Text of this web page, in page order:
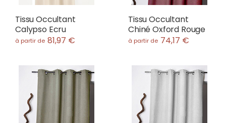
Tissu Occultant
Calypso Ecru
à partir de 81,97 €
Tissu Occultant
Chiné Oxford Rouge
à partir de 74,17 €